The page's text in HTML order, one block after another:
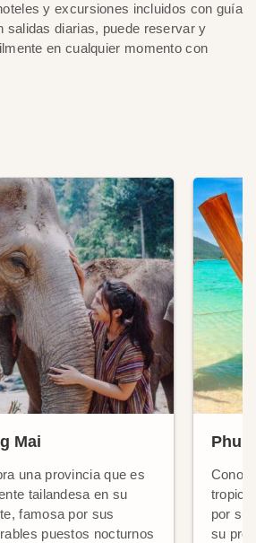
y excursiones incluidos con guía
salidas diarias, puede reservar y
en cualquier momento con
Mai
una provincia que es
tailandesa en su
famosa por sus
puestos nocturnos
por
su